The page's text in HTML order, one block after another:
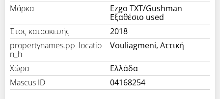
Μάρκα
Ezgo ΤΧΤ/Gushman
Εξαθέσιο used
Έτος κατασκευής
2018
propertynames.pp_locatio
n_h
Vouliagmeni, Αττική
Χώρα
Ελλάδα
Mascus ID
04168254